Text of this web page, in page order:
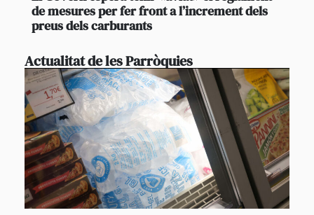
de mesures per fer front a l’increment dels
preus dels carburants
Actualitat de les Parròquies